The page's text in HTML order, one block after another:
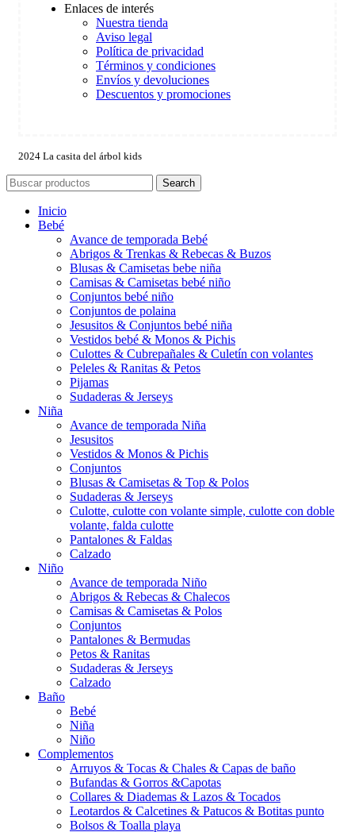
Enlaces de interés
Nuestra tienda
Aviso legal
Política de privacidad
Términos y condiciones
Envíos y devoluciones
Descuentos y promociones
2024 La casita del árbol kids
Search
Inicio
Bebé
Avance de temporada Bebé
Abrigos & Trenkas & Rebecas & Buzos
Blusas & Camisetas bebe niña
Camisas & Camisetas bebé niño
Conjuntos bebé niño
Conjuntos de polaina
Jesusitos & Conjuntos bebé niña
Vestidos bebé & Monos & Pichis
Culottes & Cubrepañales & Culetín con volantes
Peleles & Ranitas & Petos
Pijamas
Sudaderas & Jerseys
Niña
Avance de temporada Niña
Jesusitos
Vestidos & Monos & Pichis
Conjuntos
Blusas & Camisetas & Top & Polos
Sudaderas & Jerseys
Culotte, culotte con volante simple, culotte con doble
volante, falda culotte
Pantalones & Faldas
Calzado
Niño
Avance de temporada Niño
Abrigos & Rebecas & Chalecos
Camisas & Camisetas & Polos
Conjuntos
Pantalones & Bermudas
Petos & Ranitas
Sudaderas & Jerseys
Calzado
Baño
Bebé
Niña
Niño
Complementos
Arruyos & Tocas & Chales & Capas de baño
Bufandas & Gorros &Capotas
Collares & Diademas & Lazos & Tocados
Leotardos & Calcetines & Patucos & Botitas punto
Bolsos & Toalla playa